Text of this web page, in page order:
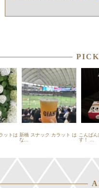
ットは 新橋 スナック カラット は
な...
こんば
す！ ...